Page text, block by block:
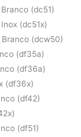
(dc51)
(dc51x)
(dcw50)
(df35a)
(df36a)
(df36x)
(df42)
(df51)